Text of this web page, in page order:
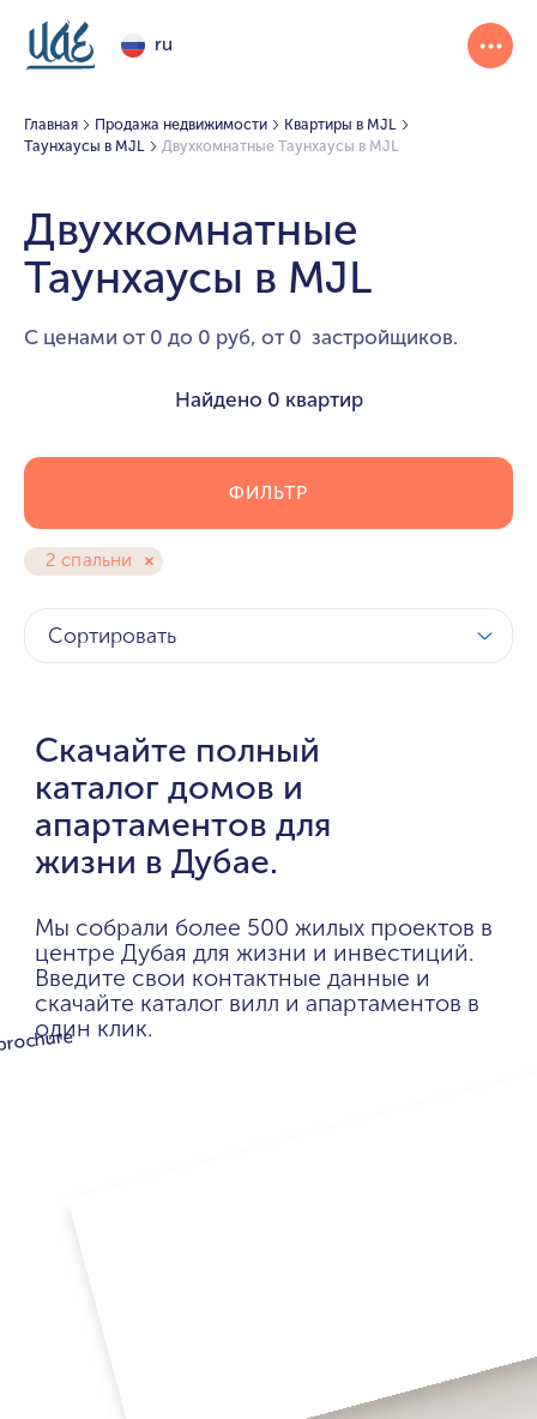
ru
Главная Продажа недвижимости
Квартиры в MJL
Таунхаусы в MJL
Двухкомнатные Таунхаусы в MJL
Двухкомнатные
Таунхаусы в MJL
С ценами от 0 до 0 руб, от 0 застройщиков.
Найдено 0 квартир
2 спальни
ФИЛЬТР
Сортировать
Скачайте полный
каталог домов и
апартаментов для
жизни в Дубае.
Мы собрали более 500 жилых проектов в
центре Дубая для жизни и инвестиций.
Введите свои контактные данные и
скачайте каталог вилл и апартаментов в
один клик.